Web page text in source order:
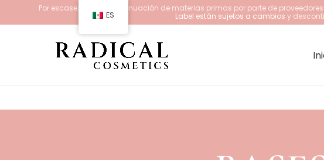
Por escasez y/o descontinuación de materias primas por parte de
Label están sujetos a cambios y
ES